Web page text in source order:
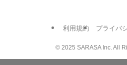
利用規約 プライバ
© 2025 SARASA Inc. All